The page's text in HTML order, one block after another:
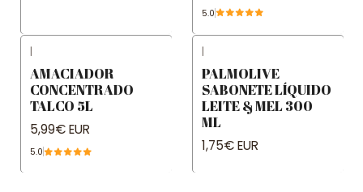
5.0
|
AMACIADOR
CONCENTRADO
TALCO 5L
5,99€ EUR
5.0
|
PALMOLIVE
SABONETE LÍQUIDO
LEITE & MEL 300
ML
1,75€ EUR